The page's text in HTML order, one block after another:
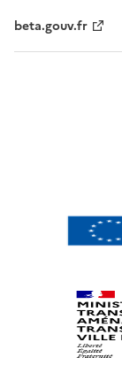
beta.gouv.fr